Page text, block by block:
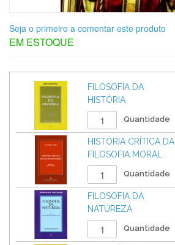
Seja o primeiro a comentar este produto
EM ESTOQUE
FILOSOFIA DA
HISTÓRIA
Quantidade
HISTÓRIA CRÍTICA DA
FILOSOFIA MORAL
Quantidade
FILOSOFIA DA
NATUREZA
Quantidade